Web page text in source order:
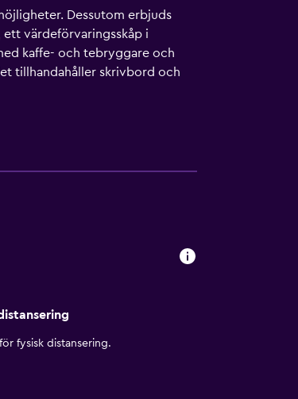
Dessutom erbjuds
värdeförvaringsskåp i
kaffe- och tebryggare och
tillhandahåller skrivbord och
har bland annat en
fysisk distansering.